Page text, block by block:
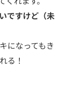
ですけど（未
になってもき
る！